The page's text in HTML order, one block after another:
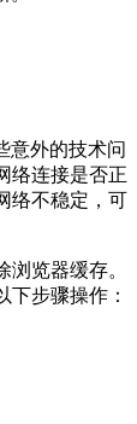
意外的技术问
络连接是否正
络不稳定，可
览器缓存。
步骤操作：